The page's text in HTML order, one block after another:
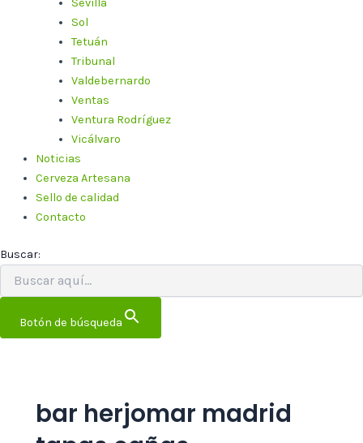
Sol
Tetuán
Tribunal
Valdebernardo
Ventas
Ventura Rodríguez
Vicálvaro
Noticias
Cerveza Artesana
Sello de calidad
Contacto
Buscar:
Botón de búsqueda
bar herjomar madrid